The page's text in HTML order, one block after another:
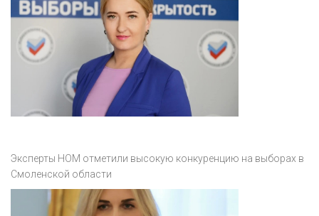
Эксперты НОМ отметили высокую конкуренцию на выборах в
Смоленской области